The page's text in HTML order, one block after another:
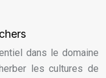
dans le domaine
les cultures de